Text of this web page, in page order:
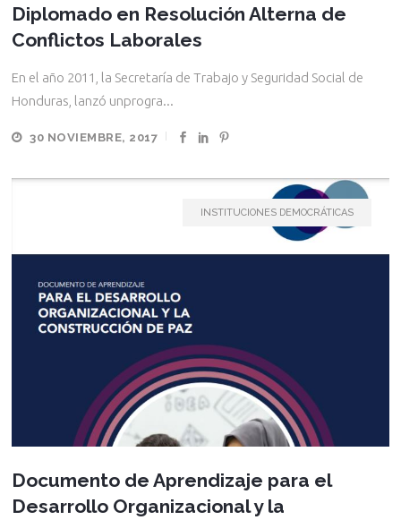
Diplomado en Resolución Alterna de
Conflictos Laborales
En el año 2011, la Secretaría de Trabajo y Seguridad Social de
Honduras, lanzó unprogra...
30 NOVIEMBRE, 2017
INSTITUCIONES DEMOCRÁTICAS
Documento de Aprendizaje para el
Desarrollo Organizacional y la